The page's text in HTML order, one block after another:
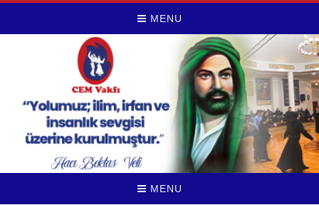
MENU
MENU